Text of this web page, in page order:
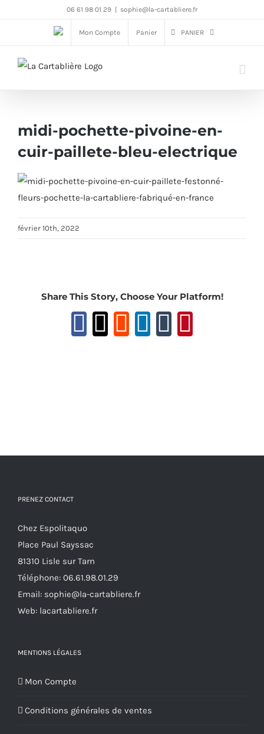
06 61 98 01 29 sophie@la-cartabliere.fr
Mon Compte Panier PANIER
midi-pochette-pivoine-en-
cuir-paillete-bleu-electrique
février 10th, 2022
Share This Story, Choose Your Platform!
Facebook
XReddit
LinkedIn
Tumblr
PRENEZ CONTACT
Chez Espolitaquo
Place Paul Sayssac
81310 Lisle sur Tarn
Téléphone: 06.61.98.01.29
Email: sophie@la-cartabliere.fr
Web: lacartabliere.fr
MENTIONS LÉGALES
Mon Compte
Conditions générales de ventes